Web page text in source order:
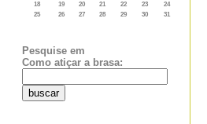
18
19 20 21 22 23
24
25
26 27 28 29 30 31
Pesquise em
Como atiçar a brasa: